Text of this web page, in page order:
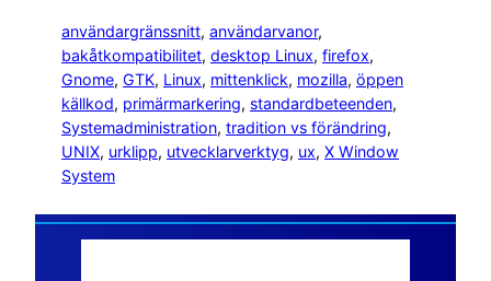
användargränssnitt, användarvanor
bakåtkompatibilitet, desktop Linux, firefox
Gnome, GTK, Linux, mittenklick, mozilla, öppen
källkod, primärmarkering, standardbeteenden
Systemadministration, tradition vs förändring
UNIX, urklipp, utvecklarverktyg, ux, X Window
System